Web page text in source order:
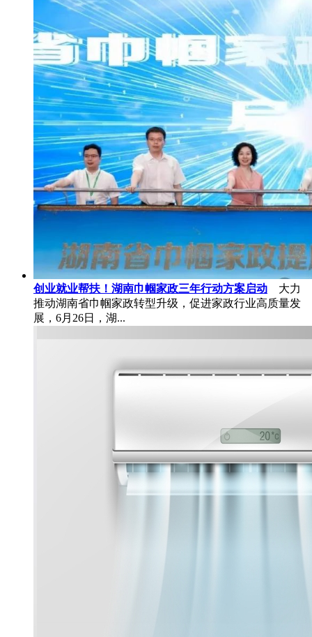
创业就业帮扶！湖南巾帼家政三年行动方案启动
大力
推动湖南省巾帼家政转型升级，促进家政行业高质量发
展，6月26日，湖...